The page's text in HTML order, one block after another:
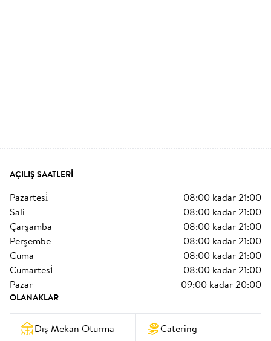
AÇILIŞ SAATLERI
pazartesi̇ 08:00 kadar21:00
sali
08:00 kadar21:00
çarşamba
08:00 kadar21:00
perşembe
08:00 kadar21:00
cuma
08:00 kadar21:00
cumartesi̇
08:00 kadar21:00
pazar
09:00 kadar20:00
OLANAKLAR
Dış Mekan Oturma Catering